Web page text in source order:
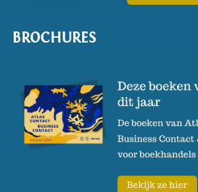
BROCHURES